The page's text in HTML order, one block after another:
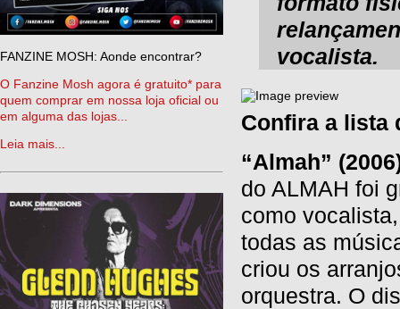
FANZINE MOSH: Aonde encontrar?
O Fanzine Mosh agora é gratuito* para
quem comprar em nossa loja oficial ou
em alguma das lojas...
Leia mais...
vocalista.
Confira a lista
“Almah”
do ALMAH foi
como
todas as
criou os
orquestra. O